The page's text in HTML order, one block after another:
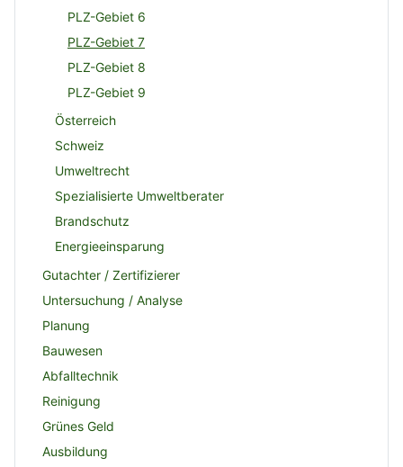
PLZ-Gebiet 6
PLZ-Gebiet 7
PLZ-Gebiet 8
PLZ-Gebiet 9
Österreich
Schweiz
Umweltrecht
Spezialisierte Umweltberater
Brandschutz
Energieeinsparung
Gutachter / Zertifizierer
Untersuchung / Analyse
Planung
Bauwesen
Abfalltechnik
Reinigung
Grünes Geld
Ausbildung